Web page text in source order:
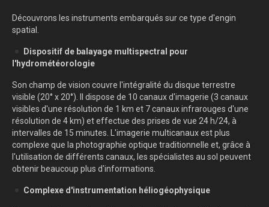
Découvrons les instruments embarqués sur ce type d'engin
spatial.
Dispositif de balayage multispectral pour
l'hydrométéorologie
Son champ de vision couvre l'intégralité du disque terrestre
visible (20° x 20°). Il dispose de 10 canaux d'imagerie (3 canaux
visibles d'une résolution de 1 km et 7 canaux infrarouges d'une
résolution de 4 km) et effectue des prises de vue 24 h/24, à
intervalles de 15 minutes. L'imagerie multicanaux est plus
complexe que la photographie optique traditionnelle et, grâce à
l'utilisation de différents canaux, les spécialistes au sol peuvent
obtenir beaucoup plus d'informations.
Complexe d'instrumentation héliogéophysique